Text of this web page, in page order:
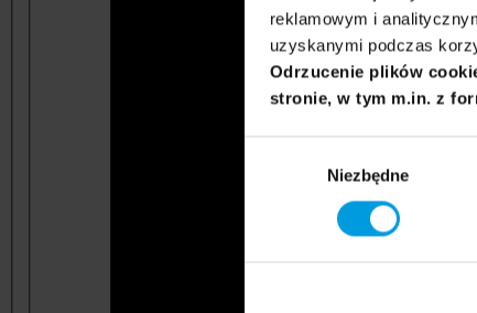
reklamowym i
uzyskanymi podczas
Odrzucenie plików
stronie, w tym m.in. z
Niezbędne